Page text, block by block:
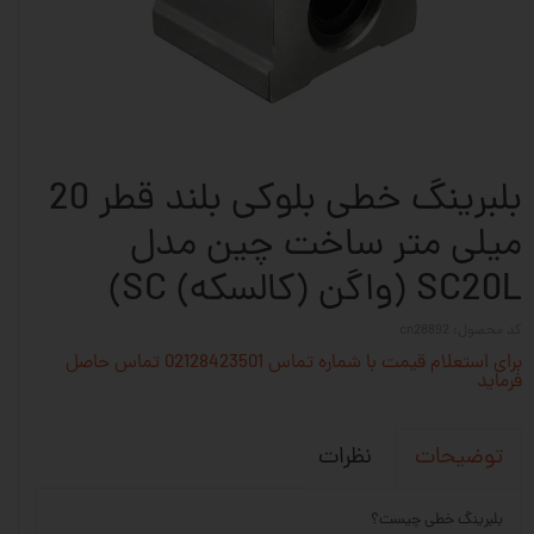
بلبرینگ خطی بلوکی بلند قطر 20
میلی متر ساخت چین مدل
SC20L (واگن (کالسکه) SC)
برای استعلام قیمت با شماره تماس 02128423501 تماس حاصل
فرماید
توضیحات نظرات
بلبرینگ خطی چیست؟